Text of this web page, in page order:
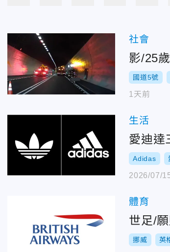
社會
影/25
國道5號
1天前
生活
愛迪
Adidas
2026/07/
體育
世足/
挪威 英